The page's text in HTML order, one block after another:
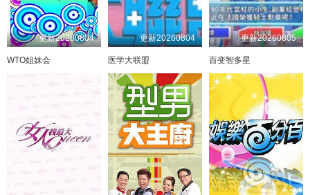
更新20260804
WTO姐妹会
更新20260804
医学大联盟
更新20260805
百变智多星